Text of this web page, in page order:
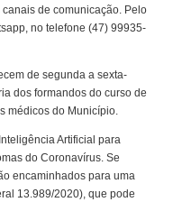
de comunicação. Pelo
no telefone (47) 99935-
de segunda a sexta-
dos formandos do curso de
médicos do Município.
Artificial para
do Coronavírus. Se
encaminhados para uma
13.989/2020), que pode